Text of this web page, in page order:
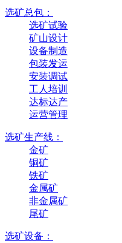
选矿总包：
选矿试验
矿山设计
设备制造
包装发运
安装调试
工人培训
达标达产
运营管理
选矿生产线：
金矿
铜矿
铁矿
金属矿
非金属矿
尾矿
选矿设备：